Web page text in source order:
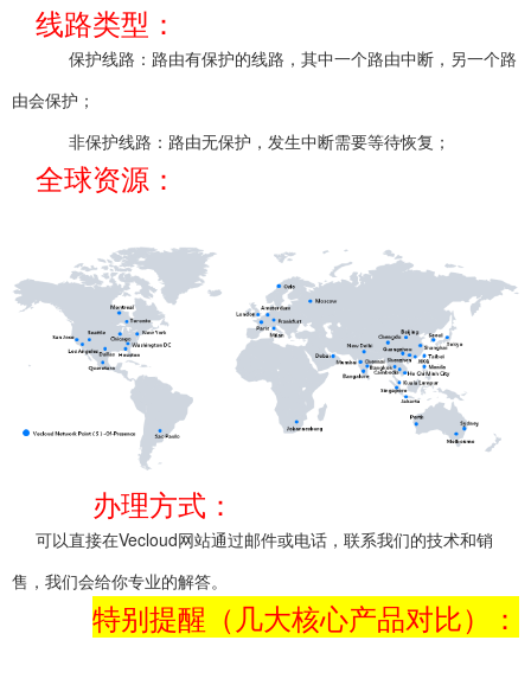
线路类型：
保护线路：路由有保护的线路，其中一个路由中断，另一个路
由会保护；
非保护线路：路由无保护，发生中断需要等待恢复；
全球资源：
办理方式：
可以直接在Vecloud网站通过邮件或电话，联系我们的技术和销
售，我们会给你专业的解答。
特别提醒（几大核心产品对比）：